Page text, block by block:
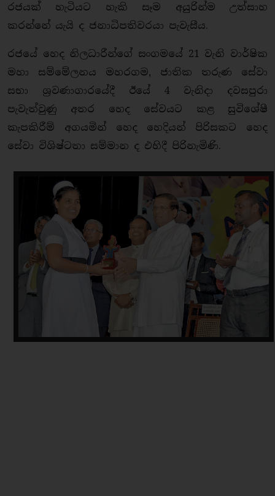
රජයක් හැටියට හැකි සෑම අයුරින්ම උත්සාහ
කරන්නේ යැයි ද ජනාධිපතිවරයා පැවැසීය.
රජයේ හෙද නිලධාරීන්ගේ සංගමයේ 21 වැනි වාර්ෂික
මහා සම්මේලනය මහරගම, ජාතික තරුණ සේවා
සභා ශ‍්‍රවණාගාරයේදී ඊයේ 4 වැනිදා දවසපුරා
පැවැත්වුණු අතර හෙද සේවයට කළ සුවිශේෂී
කැපකිරීම් අගයමින් හෙද හෙදියන් පිරිසකට හෙද
සේවා විශිෂ්ටතා සම්මාන ද එහිදී පිරිනැමිණි.